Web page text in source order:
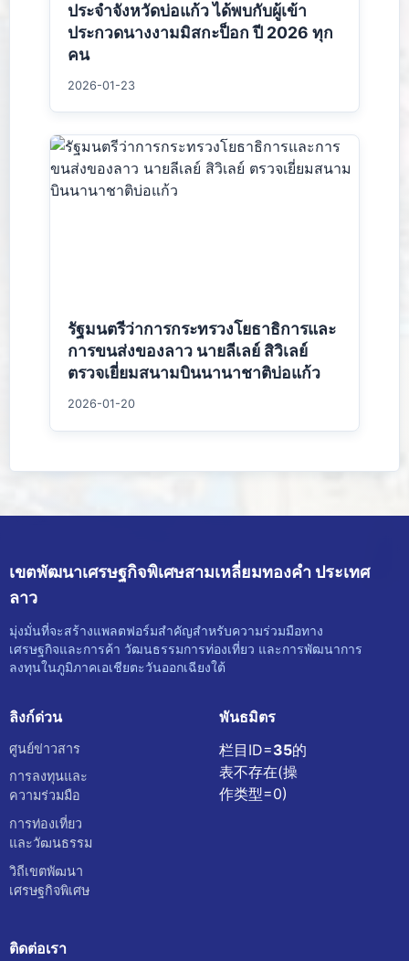
ประจำจังหวัดบ่อแก้ว ได้พบกับผู้เข้า
ประกวดนางงามมิสกะป็อก ปี 2026 ทุก
คน
2026-01-23
รัฐมนตรีว่าการกระทรวงโยธาธิการและ
การขนส่งของลาว นายลีเลย์ สิวิเลย์
ตรวจเยี่ยมสนามบินนานาชาติบ่อแก้ว
2026-01-20
เขตพัฒนาเศรษฐกิจพิเศษสามเหลี่ยมทองคำ ประเทศ
ลาว
มุ่งมั่นที่จะสร้างแพลตฟอร์มสำคัญสำหรับความร่วมมือทาง
เศรษฐกิจและการค้า วัฒนธรรมการท่องเที่ยว และการพัฒนาการ
ลงทุนในภูมิภาคเอเชียตะวันออกเฉียงใต้
ลิงก์ด่วน
ศูนย์ข่าวสาร
การลงทุนและ
ความร่วมมือ
การท่องเที่ยว
และวัฒนธรรม
วิถีเขตพัฒนา
เศรษฐกิจพิเศษ
พันธมิตร
栏目ID=35的
表不存在(操
作类型=0)
ติดต่อเรา